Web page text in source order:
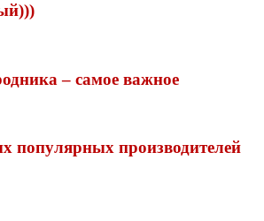
– самое важное
популярных производителей